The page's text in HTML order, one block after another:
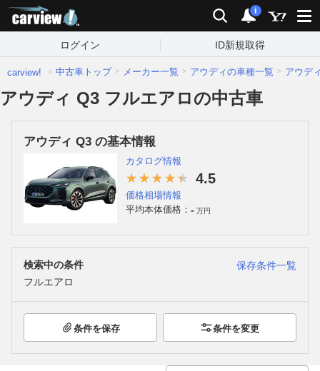
検索 通知
i
ログイン ID新規取得
carview! 中古車トップ メーカー一覧 アウディの車種一覧 アウデ
アウディ Q3 フルエアロの中古車
アウディ Q3 の基本情報
カタログ情報
4.5
価格相場情報
平均本体価格： - 万円
検索中の条件
保存条件一覧
フルエアロ
条件を保存 条件を変更